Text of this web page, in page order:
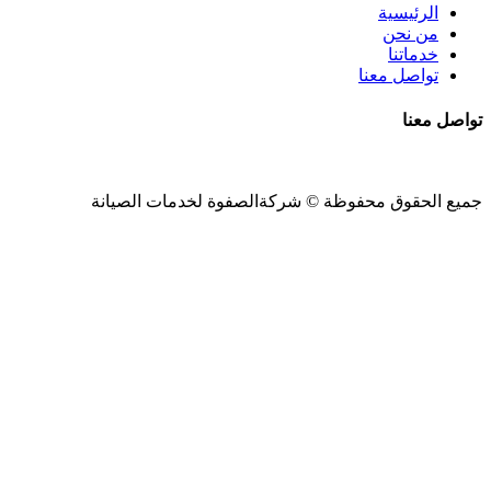
الرئيسية
من نحن
خدماتنا
تواصل معنا
تواصل معنا
جميع الحقوق محفوظة © شركةالصفوة لخدمات الصيانة